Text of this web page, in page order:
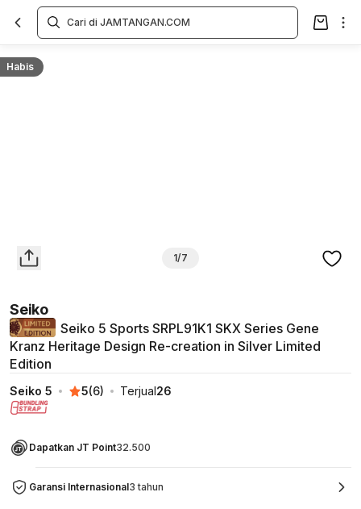
Habis
1/7
Seiko
Seiko 5 Sports SRPL91K1 SKX Series Gene
Kranz Heritage Design Re-creation in Silver Limited
Edition
Seiko 5 5(6) Terjual26
Dapatkan JT Point32.500
Garansi Internasional3 tahun
Overview